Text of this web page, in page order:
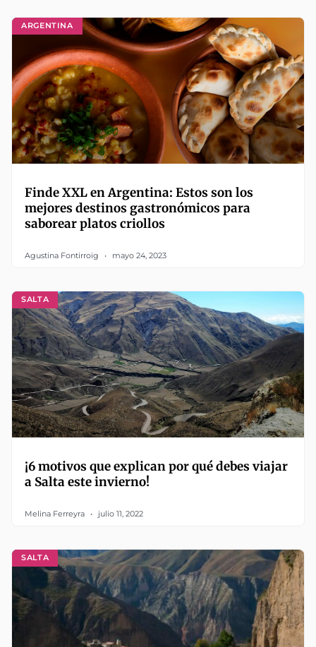
ARGENTINA
Finde XXL en Argentina: Estos son los
mejores destinos gastronómicos para
saborear platos criollos
Agustina Fontirroig mayo 24, 2023
SALTA
¡6 motivos que explican por qué debes viajar
a Salta este invierno!
Melina Ferreyra julio 11, 2022
SALTA